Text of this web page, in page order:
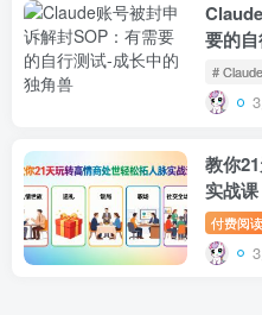
要的
#
教你
实战
+ 社交
付费阅读